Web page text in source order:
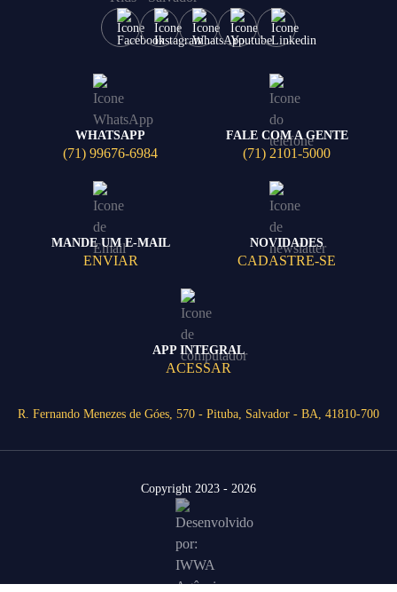
WHATSAPP
(71) 99676-6984
FALE COM A GENTE
(71) 2101-5000
MANDE UM E-MAIL
ENVIAR
NOVIDADES
CADASTRE-SE
APP INTEGRAL
ACESSAR
R. Fernando Menezes de Góes, 570 - Pituba, Salvador - BA, 41810-700
Copyright 2023 - 2026